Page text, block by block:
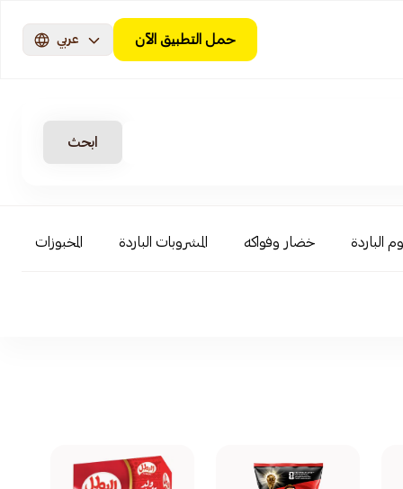
حمل التطبيق الآن عربي
ابحث
الباردة خضار وفواكه المشروبات الباردة المخبوزات